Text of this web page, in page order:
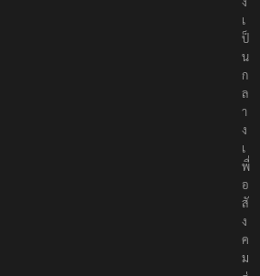
เ
ป็
น
ก
ล
า
ง
เ
พื่
อ
สั
ง
ค
ม